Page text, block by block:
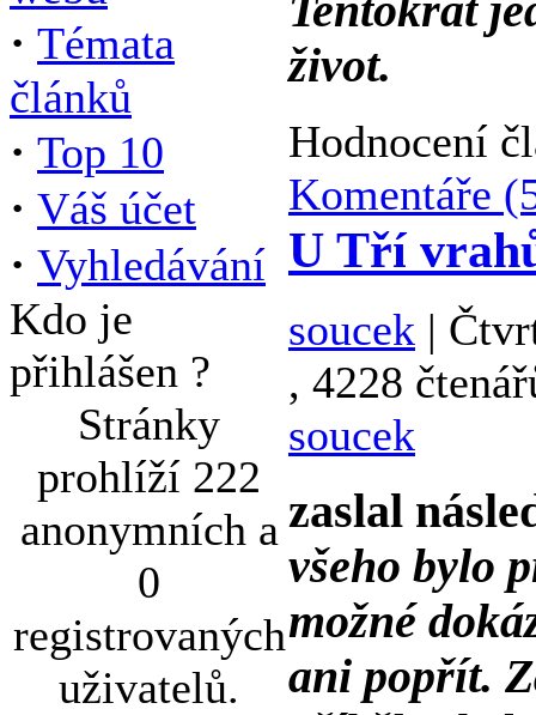
· Témata
článků
· Top 10
· Váš účet
· Vyhledávání
Kdo je
přihlášen ?
Stránky
prohlíží 222
anonymních a
0
registrovaných
uživatelů.
život.
Hodnocení
Komentáře
U Tří
soucek |
, 4228
soucek
zaslal
všeho bylo
možné
ani popřít.